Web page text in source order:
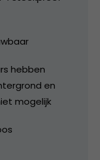
hebben
en
mogelijk